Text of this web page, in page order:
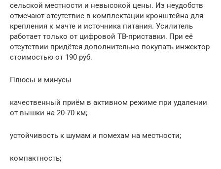
сельской местности и невысокой цены. Из неудобств
отмечают отсутствие в комплектации кронштейна для
крепления к мачте и источника питания. Усилитель
работает только от цифровой ТВ-приставки. При её
отсутствии придётся дополнительно покупать инжектор
стоимостью от 190 руб.
Плюсы и минусы
качественный приём в активном режиме при удалении
от вышки на 20-70 км;
устойчивость к шумам и помехам на местности;
компактность;